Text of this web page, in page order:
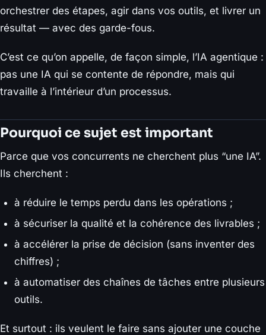
orchestrer des étapes, agir dans vos outils, et livrer un
résultat — avec des garde-fous.
C’est ce qu’on appelle, de façon simple, l’IA agentique :
pas une IA qui se contente de répondre, mais qui
travaille à l’intérieur d’un processus.
Pourquoi ce sujet est important
Parce que vos concurrents ne cherchent plus “une IA”.
Ils cherchent :
à réduire le temps perdu dans les opérations ;
à sécuriser la qualité et la cohérence des livrables ;
à accélérer la prise de décision (sans inventer des
chiffres) ;
à automatiser des chaînes de tâches entre plusieurs
outils.
Et surtout : ils veulent le faire sans ajouter une couche